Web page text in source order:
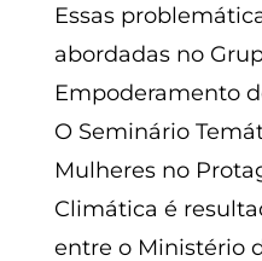
Essas
abordadas no
Empoderamento
O Seminário
Mulheres no
Climática é
entre o Ministério